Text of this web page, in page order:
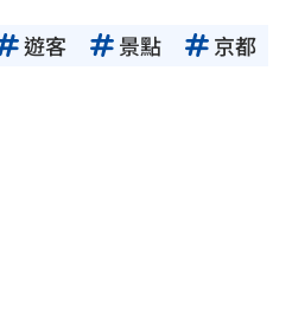
時性、完整性或合法
的資訊內容，若其著作
遊客 景點
京都